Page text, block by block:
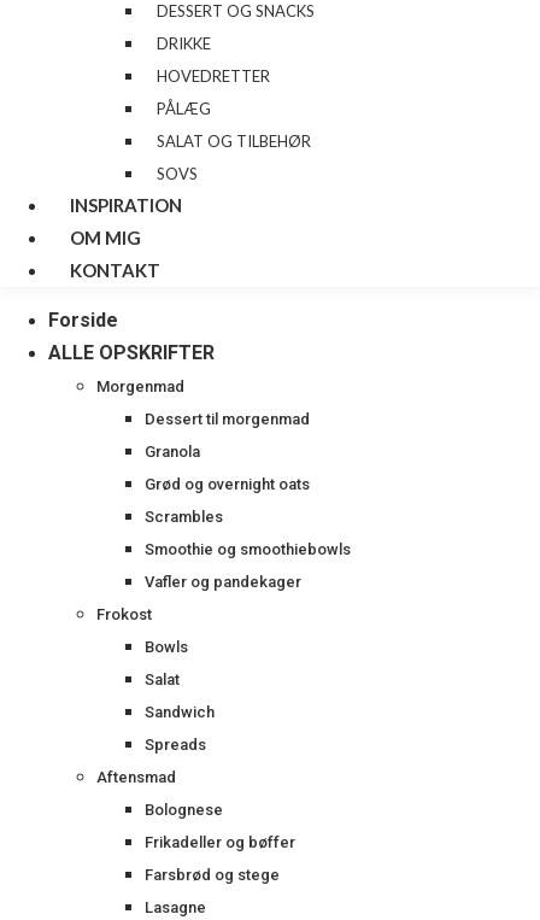
DESSERT OG SNACKS
DRIKKE
HOVEDRETTER
PÅLÆG
SALAT OG TILBEHØR
SOVS
INSPIRATION
OM MIG
KONTAKT
Forside
ALLE OPSKRIFTER
Morgenmad
Dessert til morgenmad
Granola
Grød og overnight oats
Scrambles
Smoothie og smoothiebowls
Vafler og pandekager
Frokost
Bowls
Salat
Sandwich
Spreads
Aftensmad
Bolognese
Frikadeller og bøffer
Farsbrød og stege
Lasagne